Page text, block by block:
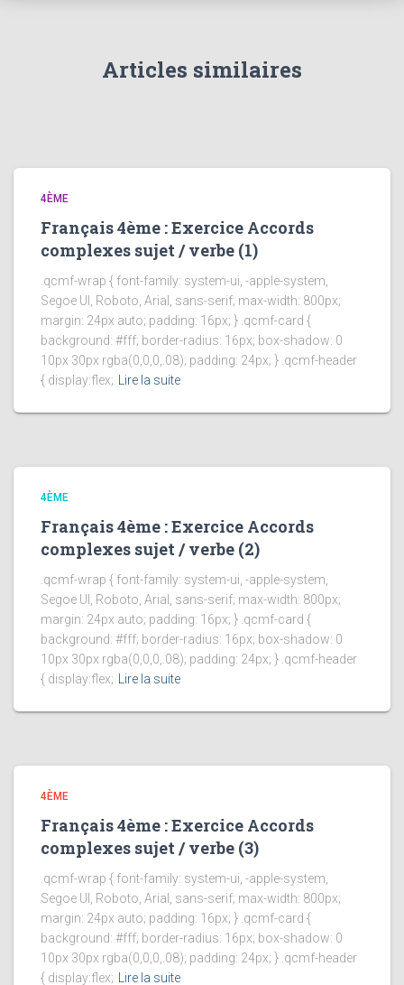
Articles similaires
4ÈME
Français 4ème : Exercice Accords
complexes sujet / verbe (1)
.qcmf-wrap { font-family: system-ui, -apple-system,
Segoe UI, Roboto, Arial, sans-serif; max-width: 800px;
margin: 24px auto; padding: 16px; } .qcmf-card {
background: #fff; border-radius: 16px; box-shadow: 0
10px 30px rgba(0,0,0,.08); padding: 24px; } .qcmf-header
{ display:flex; Lire la suite
4ÈME
Français 4ème : Exercice Accords
complexes sujet / verbe (2)
.qcmf-wrap { font-family: system-ui, -apple-system,
Segoe UI, Roboto, Arial, sans-serif; max-width: 800px;
margin: 24px auto; padding: 16px; } .qcmf-card {
background: #fff; border-radius: 16px; box-shadow: 0
10px 30px rgba(0,0,0,.08); padding: 24px; } .qcmf-header
{ display:flex; Lire la suite
4ÈME
Français 4ème : Exercice Accords
complexes sujet / verbe (3)
.qcmf-wrap { font-family: system-ui, -apple-system,
Segoe UI, Roboto, Arial, sans-serif; max-width: 800px;
margin: 24px auto; padding: 16px; } .qcmf-card {
background: #fff; border-radius: 16px; box-shadow: 0
10px 30px rgba(0,0,0,.08); padding: 24px; } .qcmf-header
{ display:flex; Lire la suite